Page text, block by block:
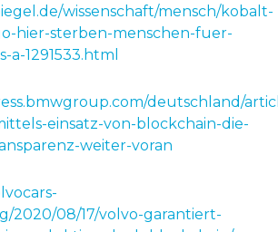
wissenschaft/mensch/kobalt-
hier-sterben-menschen-fuer-
1291533.html
deutschland/
einsatz-von-blockchain-die-
weiter-voran
2020/08/17/volvo-garantiert-